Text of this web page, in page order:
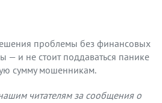
проблемы без финансовых
— и не стоит поддаваться панике
сумму мошенникам.
читателям за сообщения о